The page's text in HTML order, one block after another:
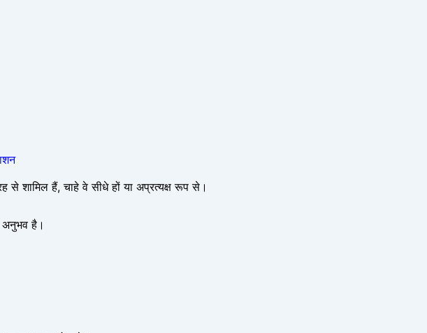
से शामिल हैं, चाहे वे सीधे हों या अप्रत्यक्ष रूप से।
अनुभव है।